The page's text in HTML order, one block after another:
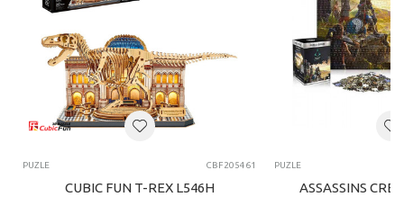
PUZLE CBF205461
CUBIC FUN T-REX L546H
PUZLE
ASSASSINS